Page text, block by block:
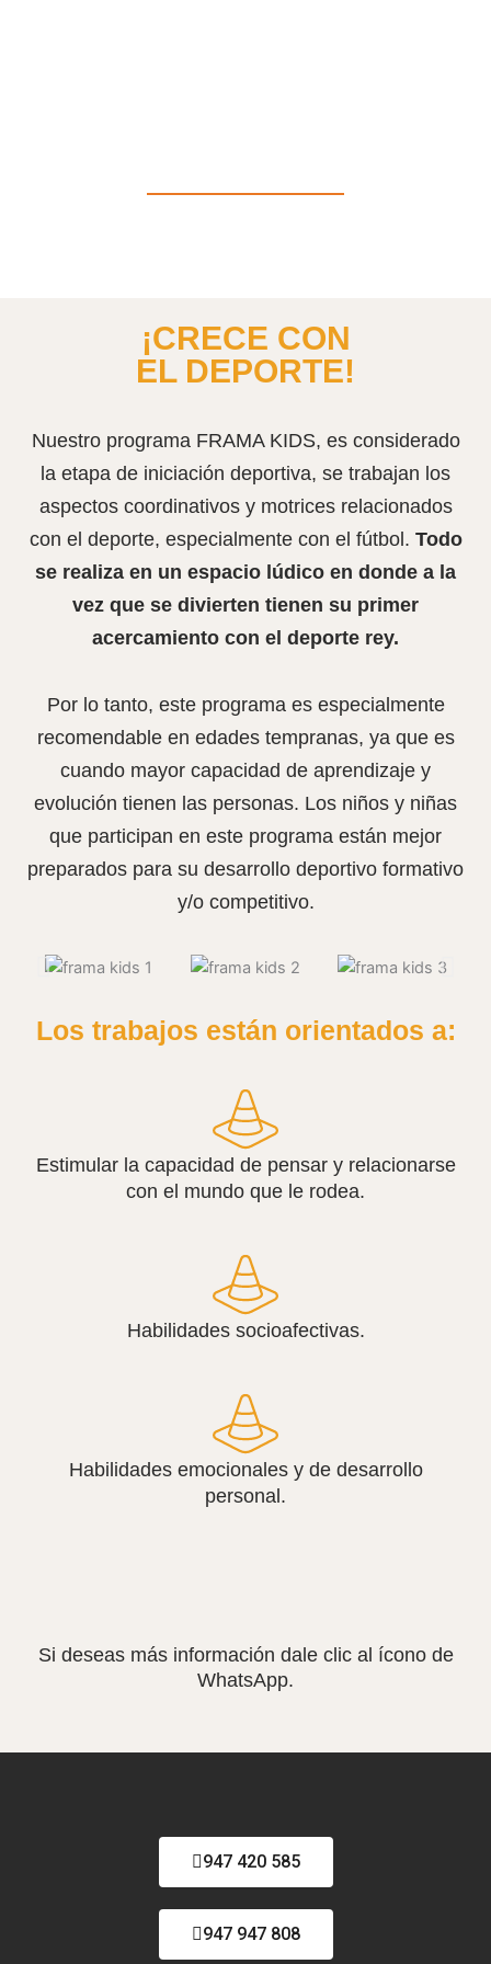
¡CRECE CON
EL DEPORTE!
Nuestro programa FRAMA KIDS, es considerado
la etapa de iniciación deportiva, se trabajan los
aspectos coordinativos y motrices relacionados
con el deporte, especialmente con el fútbol. Todo
se realiza en un espacio lúdico en donde a la
vez que se divierten tienen su primer
acercamiento con el deporte rey.
Por lo tanto, este programa es especialmente
recomendable en edades tempranas, ya que es
cuando mayor capacidad de aprendizaje y
evolución tienen las personas. Los niños y niñas
que participan en este programa están mejor
preparados para su desarrollo deportivo formativo
y/o competitivo.
Los trabajos están orientados a:
Estimular la capacidad de pensar y relacionarse
con el mundo que le rodea.
Habilidades socioafectivas.
Habilidades emocionales y de desarrollo
personal.
Si deseas más información dale clic al ícono de
WhatsApp.
947 420 585
947 947 808